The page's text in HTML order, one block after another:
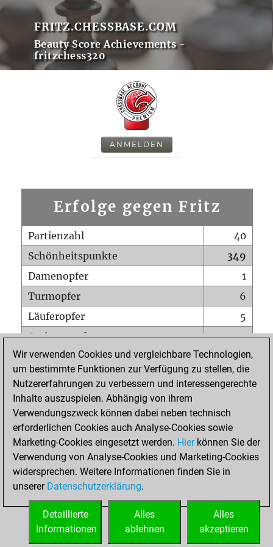
FRITZ.CHESSBASE.COM
Beauty Score Achievements -
fritzchess320
ANMELDEN
Erfolge gegen Fritz
Partienzahl
40
Schönheitspunkte
349
Damenopfer
1
Turmopfer
6
Läuferopfer
5
Springeropfer
5
Bauernopfer
19
Matt auf vollem Brett
0
Bauer setzt Matt
Erstickte Matts
Unterverwandlungen
0
Türme auf der siebten
1
STARTSEITE
Wir verwenden Cookies und vergleichbare Technologien,
um bestimmte Funktionen zur Verfügung zu stellen, die
Nutzererfahrungen zu verbessern und interessengerechte
Inhalte auszuspielen. Abhängig von ihrem
Verwendungszweck können dabei neben technisch
erforderlichen Cookies auch Analyse-Cookies sowie
Marketing-Cookies eingesetzt werden. Hierkönnen Sie der
Verwendung von Analyse-Cookies und Marketing-Cookies
widersprechen. Weitere Informationen finden Sie in
unserer Datenschutzerklärung.
Alles
akzeptieren
Alles
ablehnen
Detaillierte
Informationen